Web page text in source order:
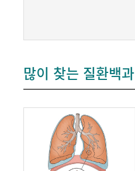
많이 찾는 질환백과